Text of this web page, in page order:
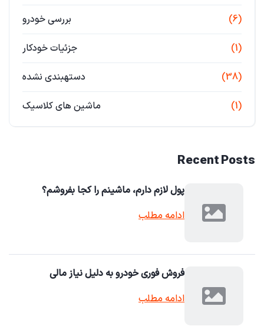
بررسی خودرو (6)
جزئیات خودکار (1)
دستهبندی نشده (38)
ماشین های کلاسیک (1)
Recent Posts
پول لازم دارم، ماشینم را کجا بفروشم؟
ادامه مطلب
فروش فوری خودرو به دلیل نیاز مالی
ادامه مطلب